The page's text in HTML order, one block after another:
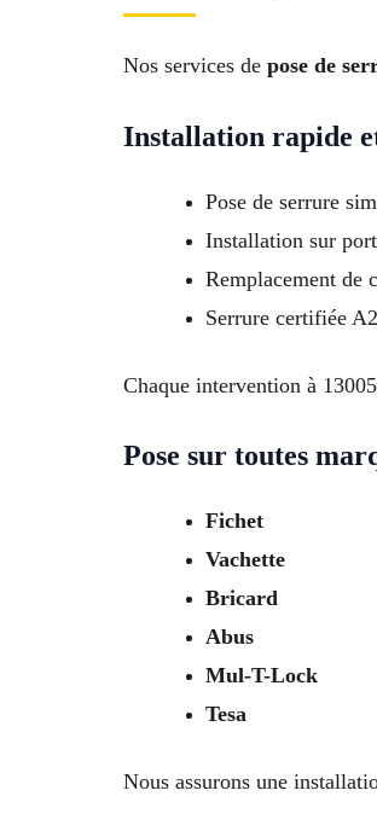
Nos services de pose de
Installation rapide
Pose de serrure
Installation sur
Remplacement de
Serrure certifiée
Chaque intervention à
Pose sur toutes
Fichet
Vachette
Bricard
Abus
Mul-T-Lock
Tesa
Nous assurons une